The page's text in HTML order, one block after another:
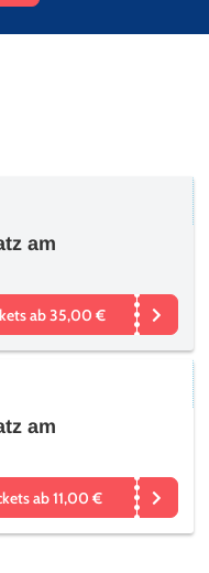
am
ab 35,00 €
am
ab 11,00 €